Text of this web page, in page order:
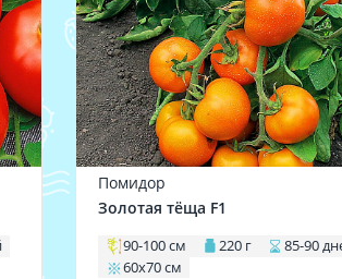
Помидор
Золотая тёща F1
90-100 см 220 г
85-90
60х70 см